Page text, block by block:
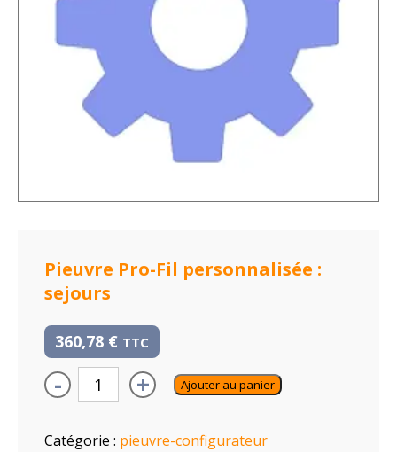
Pieuvre Pro-Fil personnalisée :
sejours
360,78 € TTC
- + Ajouter au panier
Catégorie : pieuvre-configurateur